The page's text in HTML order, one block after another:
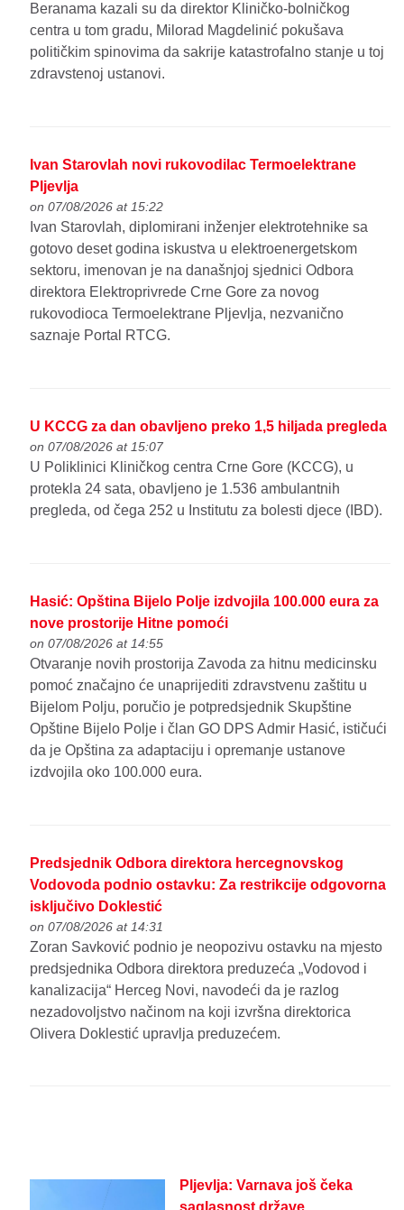
Beranama kazali su da direktor Kliničko-bolničkog
centra u tom gradu, Milorad Magdelinić pokušava
političkim spinovima da sakrije katastrofalno stanje u toj
zdravstenoj ustanovi.
Ivan Starovlah novi rukovodilac Termoelektrane
Pljevlja
on 07/08/2026 at 15:22
Ivan Starovlah, diplomirani inženjer elektrotehnike sa
gotovo deset godina iskustva u elektroenergetskom
sektoru, imenovan je na današnjoj sjednici Odbora
direktora Elektroprivrede Crne Gore za novog
rukovodioca Termoelektrane Pljevlja, nezvanično
saznaje Portal RTCG.
U KCCG za dan obavljeno preko 1,5 hiljada pregleda
on 07/08/2026 at 15:07
U Poliklinici Kliničkog centra Crne Gore (KCCG), u
protekla 24 sata, obavljeno je 1.536 ambulantnih
pregleda, od čega 252 u Institutu za bolesti djece (IBD).
Hasić: Opština Bijelo Polje izdvojila 100.000 eura za
nove prostorije Hitne pomoći
on 07/08/2026 at 14:55
Otvaranje novih prostorija Zavoda za hitnu medicinsku
pomoć značajno će unaprijediti zdravstvenu zaštitu u
Bijelom Polju, poručio je potpredsjednik Skupštine
Opštine Bijelo Polje i član GO DPS Admir Hasić, ističući
da je Opština za adaptaciju i opremanje ustanove
izdvojila oko 100.000 eura.
Predsjednik Odbora direktora hercegnovskog
Vodovoda podnio ostavku: Za restrikcije odgovorna
isključivo Doklestić
on 07/08/2026 at 14:31
Zoran Savković podnio je neopozivu ostavku na mjesto
predsjednika Odbora direktora preduzeća „Vodovod i
kanalizacija“ Herceg Novi, navodeći da je razlog
nezadovoljstvo načinom na koji izvršna direktorica
Olivera Doklestić upravlja preduzećem.
Pljevlja: Varnava još čeka